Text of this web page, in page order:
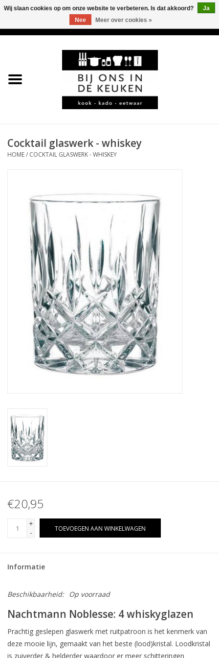
LEKKER
KOFFIE
*KADO*
Koken & Bakken
Messenslijpen
BLOG: "jarig!!"
Cocktail glaswerk - whiskey
HOME/ COCKTAIL GLASWERK - WHISKEY
€20,95
+
-
TOEVOEGEN AAN WINKELWAGEN
Informatie
Beschikbaarheid: Op voorraad
Nachtmann Noblesse: 4 whiskyglazen
Prachtig geslepen glaswerk met ruitpatroon is het kenmerk van
deze mooie lijn, gemaakt van het beste (lood)kristal. Loodkristal
is zuiverder & helderder waardoor er meer schitteringen
Wij slaan cookies op om onze website te verbeteren. Is dat akkoord?
Ja
Nee
Meer over cookies »